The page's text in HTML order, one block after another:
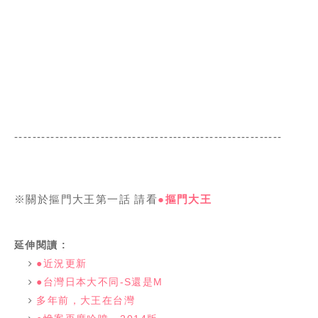
-----------------------------------------------------------
※關於摳門大王第一話 請看●摳門大王
延伸閱讀 :
●近況更新
●台灣日本大不同-S還是M
多年前，大王在台灣